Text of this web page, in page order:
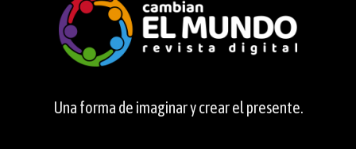
Una forma de imaginar y crear el presente.